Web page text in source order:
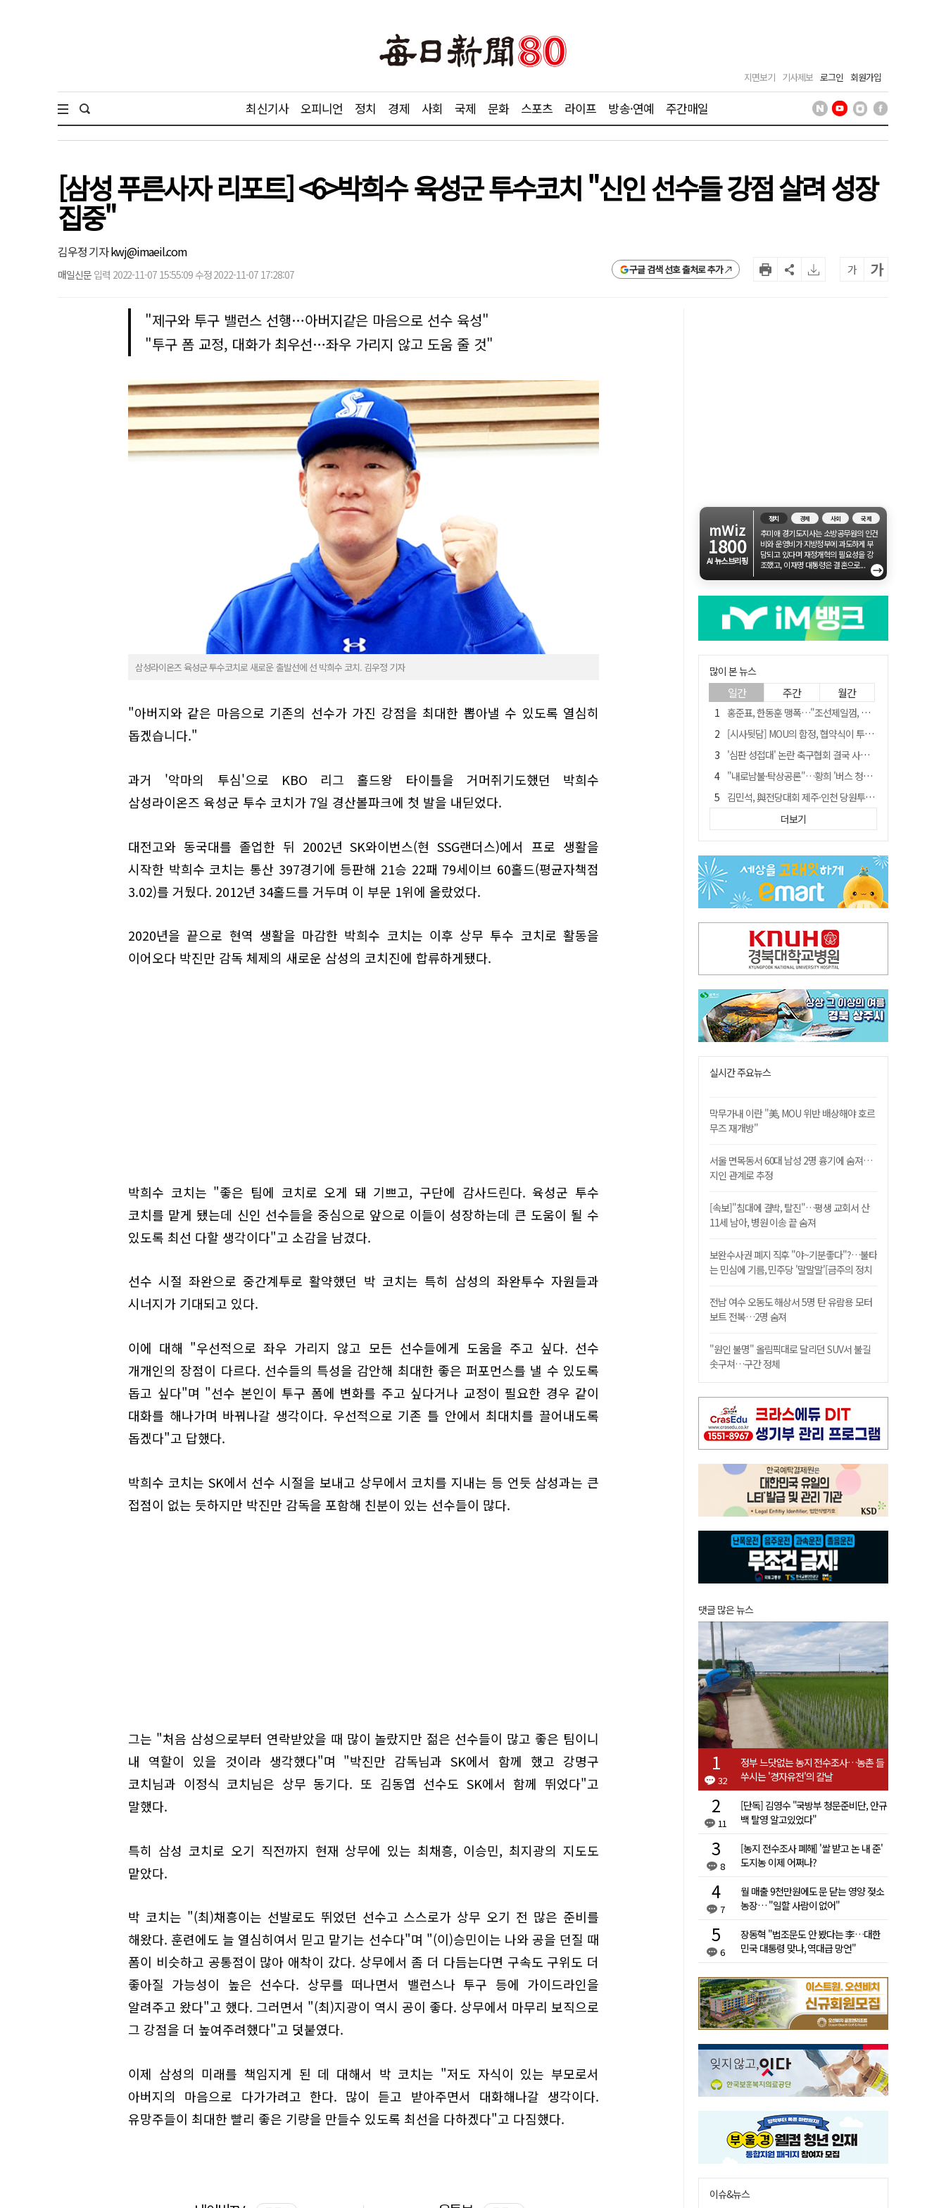
지면보기 기사제보 로그인 회원가입
최신기사 오피니언 정치 경제 사회 국제 문화 스포츠 라이프 방송·연예 주간매일
[삼성 푸른사자 리포트] <6>박희수 육성군 투수코치 "신인 선수들 강점 살려 성장
집중"
김우정 기자kwj@imaeil.com
매일신문 입력 2022-11-07 15:55:09 수정 2022-11-07 17:28:07 구글 검색 선호 출처로 추가 가 가
"제구와 투구 밸런스 선행…아버지같은 마음으로 선수 육성"
"투구 폼 교정, 대화가 최우선…좌우 가리지 않고 도움 줄 것"
삼성라이온즈 육성군 투수코치로 새로운 출발선에 선 박희수 코치. 김우정 기자
"아버지와 같은 마음으로 기존의 선수가 가진 강점을 최대한 뽑아낼 수 있도록 열심히
돕겠습니다."
과거 '악마의 투심'으로 KBO 리그 홀드왕 타이틀을 거머쥐기도했던 박희수
삼성라이온즈 육성군 투수 코치가 7일 경산볼파크에 첫 발을 내딛었다.
대전고와 동국대를 졸업한 뒤 2002년 SK와이번스(현 SSG랜더스)에서 프로 생활을
시작한 박희수 코치는 통산 397경기에 등판해 21승 22패 79세이브 60홀드(평균자책점
3.02)를 거뒀다. 2012년 34홀드를 거두며 이 부문 1위에 올랐었다.
2020년을 끝으로 현역 생활을 마감한 박희수 코치는 이후 상무 투수 코치로 활동을
이어오다 박진만 감독 체제의 새로운 삼성의 코치진에 합류하게됐다.
박희수 코치는 "좋은 팀에 코치로 오게 돼 기쁘고, 구단에 감사드린다. 육성군 투수
코치를 맡게 됐는데 신인 선수들을 중심으로 앞으로 이들이 성장하는데 큰 도움이 될 수
있도록 최선 다할 생각이다"고 소감을 남겼다.
선수 시절 좌완으로 중간계투로 활약했던 박 코치는 특히 삼성의 좌완투수 자원들과
시너지가 기대되고 있다.
이에 대해 "우선적으로 좌우 가리지 않고 모든 선수들에게 도움을 주고 싶다. 선수
개개인의 장점이 다르다. 선수들의 특성을 감안해 최대한 좋은 퍼포먼스를 낼 수 있도록
돕고 싶다"며 "선수 본인이 투구 폼에 변화를 주고 싶다거나 교정이 필요한 경우 같이
대화를 해나가며 바꿔나갈 생각이다. 우선적으로 기존 틀 안에서 최대치를 끌어내도록
돕겠다"고 답했다.
박희수 코치는 SK에서 선수 시절을 보내고 상무에서 코치를 지내는 등 언듯 삼성과는 큰
접점이 없는 듯하지만 박진만 감독을 포함해 친분이 있는 선수들이 많다.
그는 "처음 삼성으로부터 연락받았을 때 많이 놀랐지만 젊은 선수들이 많고 좋은 팀이니
내 역할이 있을 것이라 생각했다"며 "박진만 감독님과 SK에서 함께 했고 강명구
코치님과 이정식 코치님은 상무 동기다. 또 김동엽 선수도 SK에서 함께 뛰었다"고
말했다.
특히 삼성 코치로 오기 직전까지 현재 상무에 있는 최채흥, 이승민, 최지광의 지도도
맡았다.
박 코치는 "(최)채흥이는 선발로도 뛰었던 선수고 스스로가 상무 오기 전 많은 준비를
해왔다. 훈련에도 늘 열심히여서 믿고 맡기는 선수다"며 "(이)승민이는 나와 공을 던질 때
폼이 비슷하고 공통점이 많아 애착이 갔다. 상무에서 좀 더 다듬는다면 구속도 구위도 더
좋아질 가능성이 높은 선수다. 상무를 떠나면서 밸런스나 투구 등에 가이드라인을
알려주고 왔다"고 했다. 그러면서 "(최)지광이 역시 공이 좋다. 상무에서 마무리 보직으로
그 강점을 더 높여주려했다"고 덧붙였다.
이제 삼성의 미래를 책임지게 된 데 대해서 박 코치는 "저도 자식이 있는 부모로서
아버지의 마음으로 다가가려고 한다. 많이 듣고 받아주면서 대화해나갈 생각이다.
유망주들이 최대한 빨리 좋은 기량을 만들수 있도록 최선을 다하겠다"고 다짐했다.
mWiz
1800
AI 뉴스브리핑
정치 경제 사회 국제
추미애 경기도지사는 소방공무원의 인건
비와 운영비가 지방정부에 과도하게 부
담되고 있다며 재정개혁의 필요성을 강
조했고, 이재명 대통령은 결혼으로...
→
많이 본 뉴스
일간 주간 월간
홍준표, 한동훈 맹폭…"조선제일껌, 권력에 살고 권력에 죽었다"
[시사뒷담] MOU의 함정, 협약식이 투자 확정은 아니긴 해
'심판 성접대' 논란 축구협회 결국 사과…"깊이 반성, 쇄신하겠다"
"내로남불·탁상공론"…황희 '버스 청년주택' 제안에 與 내부서도 쓴소리
김민석, 與전당대회 제주·인천 당원투표서 승리…누적 득표는 '초박빙'
"경로당 통장에 비밀번호가 적혀 있다"…전국 돌며 경로당 13곳 턴 30대 구속
휠체어 환자 발로 밀어 숨지게 한 70대 간병인…2심도 집행유예
"침대에 결박, 탈진"…평생 교회서 산 11세 남아, 병원 이송 끝 숨져
[금주의 이슈] 하늘의 외계인, 바다의 귀향자…영화 '호프'와 '오디세이'
더보기
실시간 주요뉴스
막무가내 이란 "美, MOU 위반 배상해야 호르
무즈 재개방"
서울 면목동서 60대 남성 2명 흉기에 숨져…
지인 관계로 추정
[속보]"침대에 결박, 탈진"…평생 교회서 산
11세 남아, 병원 이송 끝 숨져
보완수사권 폐지 직후 "야~기분좋다"?…불타
는 민심에 기름, 민주당 '말말말'[금주의 정치
전남 여수 오동도 해상서 5명 탄 유람용 모터
보트 전복…2명 숨져
"원인 불명" 올림픽대로 달리던 SUV서 불길
솟구쳐…구간 정체
댓글 많은 뉴스
32
정부 느닷없는 농지 전수조사…농촌 들
쑤시는 '경자유전'의 칼날
11
[단독] 김영수 "국방부 청문준비단, 안규
백 탈영 알고있었다"
8
[농지 전수조사 폐해] '쌀 받고 논 내 준'
도지농 이제 어쩌나?
7
월 매출 9천만원에도 문 닫는 영양 젖소
농장… "일할 사람이 없어"
6
장동혁 "법조문도 안 봤다는 李…대한
민국 대통령 맞나, 역대급 망언"
이슈&뉴스